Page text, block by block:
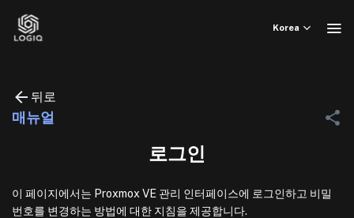
Korea
뒤로
매뉴얼
로그인
이 페이지에서는 Proxmox VE 관리 인터페이스에 로그인하고 비밀
번호를 변경하는 방법에 대한 지침을 제공합니다.